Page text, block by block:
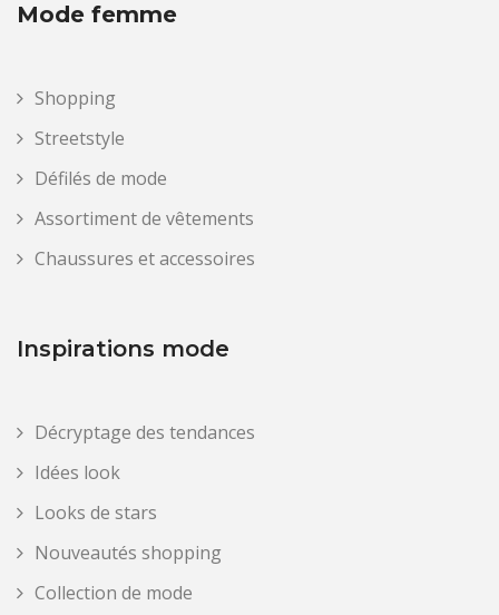
Mode femme
Shopping
Streetstyle
Défilés de mode
Assortiment de vêtements
Chaussures et accessoires
Inspirations mode
Décryptage des tendances
Idées look
Looks de stars
Nouveautés shopping
Collection de mode